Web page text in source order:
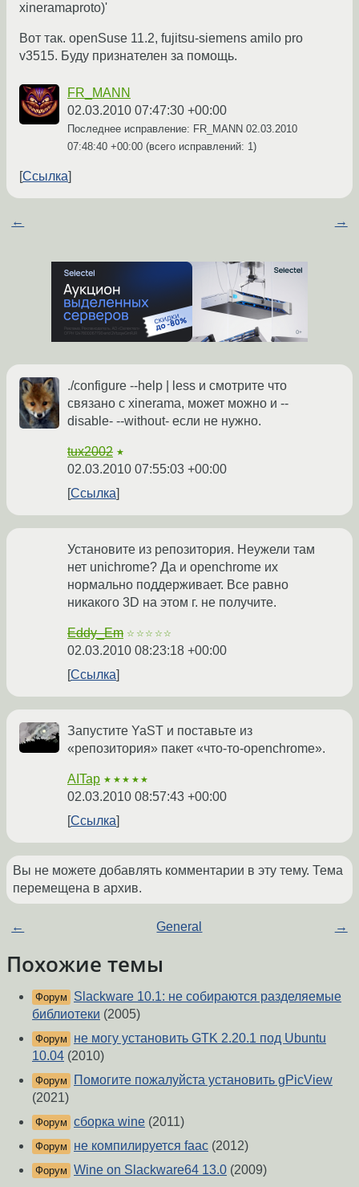
xineramaproto)'
Вот так. openSuse 11.2, fujitsu-siemens amilo pro
v3515. Буду признателен за помощь.
FR_MANN
02.03.2010 07:47:30 +00:00
Последнее исправление: FR_MANN 02.03.2010
07:48:40 +00:00 (всего исправлений: 1)
Ссылка
← →
./configure --help | less и смотрите что
связано с xinerama, может можно и --
disable- --without- если не нужно.
tux2002 ★
02.03.2010 07:55:03 +00:00
Ссылка
Установите из репозитория. Неужели там
нет unichrome? Да и openchrome их
нормально поддерживает. Все равно
никакого 3D на этом г. не получите.
Eddy_Em ☆☆☆☆☆
02.03.2010 08:23:18 +00:00
Ссылка
Запустите YaST и поставьте из
«репозитория» пакет «что-то-openchrome».
AITap ★★★★★
02.03.2010 08:57:43 +00:00
Ссылка
Вы не можете добавлять комментарии в эту тему. Тема
перемещена в архив.
← General →
Похожие темы
Форум
Slackware 10.1: не собираются разделяемые
библиотеки (2005)
Форум
не могу установить GTK 2.20.1 под Ubuntu
10.04 (2010)
Форум
Помогите пожалуйста установить gPicView
(2021)
Форум сборка wine (2011)
Форум не компилируется faac (2012)
Форум Wine on Slackware64 13.0 (2009)